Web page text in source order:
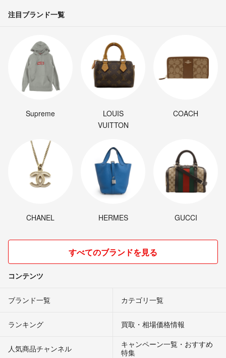
注目ブランド一覧
Supreme
LOUIS
VUITTON
COACH
CHANEL HERMES GUCCI
すべてのブランドを見る
コンテンツ
ブランド一覧 カテゴリ一覧
ランキング 買取・相場価格情報
人気商品チャンネル
キャンペーン一覧・おすすめ
特集